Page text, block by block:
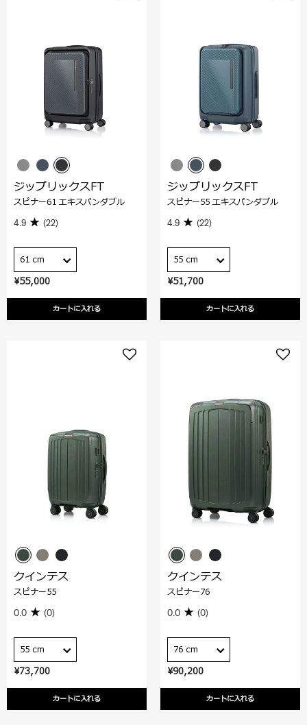
¥55,000
カートに入れる
ジップリックスFT
スピナー61 エキスパンダブル
4.9 (22)
61 cm
¥51,700
カートに入れる
ジップリックスFT
スピナー55 エキスパンダブル
4.9 (22)
55 cm
¥73,700
カートに入れる
クインテス
スピナー55
0.0 (0)
55 cm
¥90,200
カートに入れる
クインテス
スピナー76
0.0 (0)
76 cm